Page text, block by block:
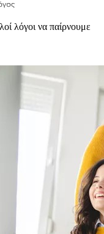
–
λόγοι να παίρνουμε